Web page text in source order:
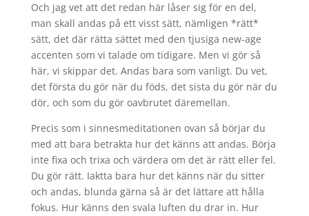
Och jag vet att det redan här låser sig för en del,
man skall andas på ett visst sätt, nämligen *rätt*
sätt, det där rätta sättet med den tjusiga new-age
accenten som vi talade om tidigare. Men vi gör så
här, vi skippar det. Andas bara som vanligt. Du vet,
det första du gör när du föds, det sista du gör när du
dör, och som du gör oavbrutet däremellan.
Precis som i sinnesmeditationen ovan så börjar du
med att bara betrakta hur det känns att andas. Börja
inte fixa och trixa och värdera om det är rätt eller fel.
Du gör rätt. Iaktta bara hur det känns när du sitter
och andas, blunda gärna så är det lättare att hålla
fokus. Hur känns den svala luften du drar in. Hur